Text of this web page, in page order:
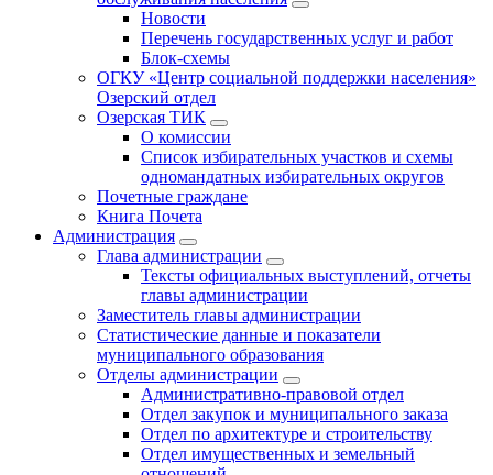
Новости
Перечень государственных услуг и работ
Блок-схемы
ОГКУ «Центр социальной поддержки населения»
Озерский отдел
Озерская ТИК
О комиссии
Список избирательных участков и схемы
одномандатных избирательных округов
Почетные граждане
Книга Почета
Администрация
Глава администрации
Тексты официальных выступлений, отчеты
главы администрации
Заместитель главы администрации
Статистические данные и показатели
муниципального образования
Отделы администрации
Административно-правовой отдел
Отдел закупок и муниципального заказа
Отдел по архитектуре и строительству
Отдел имущественных и земельный